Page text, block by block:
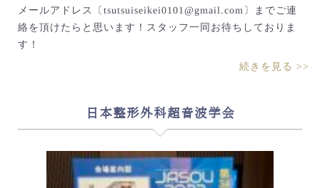
メールアドレス〔tsutsuiseikei0101@gmail.com〕までご連
絡を頂けたらと思います！スタッフ一同お待ちしておりま
す！
続きを見る >>
日本整形外科超音波学会